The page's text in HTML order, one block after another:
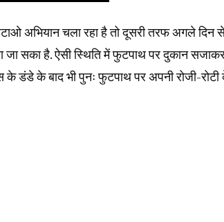
अभियान चला रहा है तो दूसरी तरफ अगले दिन
सका है. ऐसी स्थिति में फुटपाथ पर दुकान
डंडे के बाद भी पुनः फुटपाथ पर अपनी रोजी-